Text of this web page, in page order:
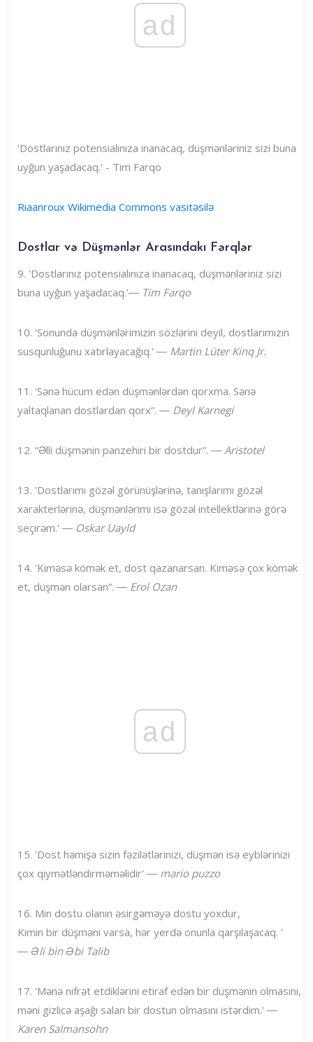
ad
'Dostlarınız potensialınıza inanacaq, düşmənləriniz sizi buna
uyğun yaşadacaq.' - Tim Farqo
Riaanroux Wikimedia Commons vasitəsilə
Dostlar və Düşmənlər Arasındakı Fərqlər
9. 'Dostlarınız potensialınıza inanacaq, düşmənləriniz sizi
buna uyğun yaşadacaq.'― Tim Farqo
10. 'Sonunda düşmənlərimizin sözlərini deyil, dostlarımızın
susqunluğunu xatırlayacağıq.' ― Martin Lüter Kinq Jr.
11. 'Sənə hücum edən düşmənlərdən qorxma. Sənə
yaltaqlanan dostlardan qorx”. ― Deyl Karnegi
12. “Əlli düşmənin panzehiri bir dostdur”. ― Aristotel
13. 'Dostlarımı gözəl görünüşlərinə, tanışlarımı gözəl
xarakterlərinə, düşmənlərimi isə gözəl intellektlərinə görə
seçirəm.' ― Oskar Uayld
14. 'Kiməsə kömək et, dost qazanarsan. Kiməsə çox kömək
et, düşmən olarsan”. ― Erol Ozan
ad
15. 'Dost həmişə sizin fəzilətlərinizi, düşmən isə eyblərinizi
çox qiymətləndirməməlidir' ― mario puzzo
16. Min dostu olanın əsirgəməyə dostu yoxdur,
Kimin bir düşməni varsa, hər yerdə onunla qarşılaşacaq. '
― Əli bin Əbi Talib
17. 'Mənə nifrət etdiklərini etiraf edən bir düşmənin olmasını,
məni gizlicə aşağı salan bir dostun olmasını istərdim.' ―
Karen Salmansohn